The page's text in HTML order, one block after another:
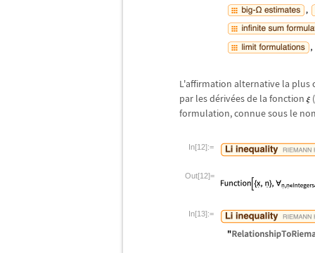
L'affirmation alternative la plus
par les dérivées de la fonction
formulation, connue sous le
In[12]:=
Out[12]=
In[13]:=